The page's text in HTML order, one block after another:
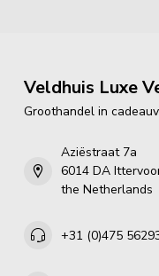
Veldhuis Luxe
Groothandel in
Aziëstraat 7a
6014 DA
the Netherlands
+31 (0)475